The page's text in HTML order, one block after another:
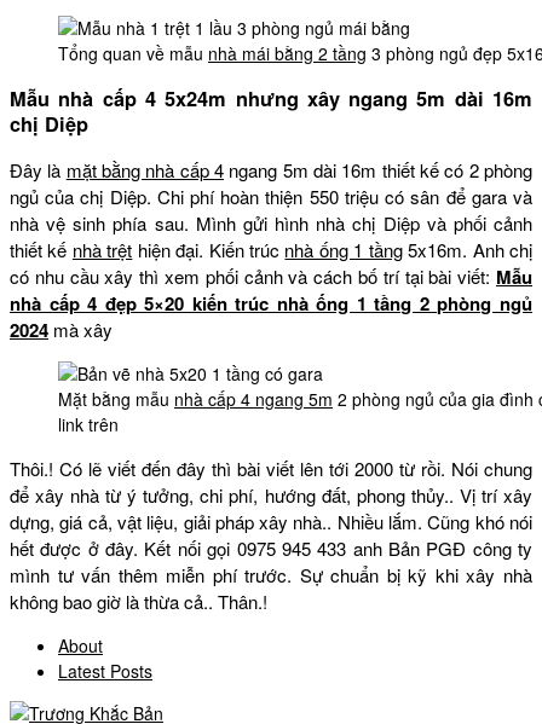
Tổng quan về mẫu nhà mái bằng 2 tầng 3 phòng ngủ đẹp
Mẫu nhà cấp 4 5x24m nhưng xây ngang 5m dài 16m
chị Diệp
Đây là mặt bằng nhà cấp 4 ngang 5m dài 16m thiết kế có 2 phòng
ngủ của chị Diệp. Chi phí hoàn thiện 550 triệu có sân để gara và
nhà vệ sinh phía sau. Mình gửi hình nhà chị Diệp và phối cảnh
thiết kế nhà trệt hiện đại. Kiến trúc nhà ống 1 tầng5x16m. Anh chị
có nhu cầu xây thì xem phối cảnh và cách bố trí tại bài viết: Mẫu
nhà cấp 4 đẹp 5×20 kiến trúc nhà ống 1 tầng 2 phòng ngủ
2024 mà xây
Mặt bằng mẫu nhà cấp 4 ngang 5m 2 phòng ngủ của gia đình
link trên
Thôi.! Có lẽ viết đến đây thì bài viết lên tới 2000 từ rồi. Nói chung
để xây nhà từ ý tưởng, chi phí, hướng đất, phong thủy.. Vị trí xây
dựng, giá cả, vật liệu, giải pháp xây nhà.. Nhiều lắm. Cũng khó nói
hết được ở đây. Kết nối gọi 0975 945 433 anh Bản PGĐ công ty
mình tư vấn thêm miễn phí trước. Sự chuẩn bị kỹ khi xây nhà
không bao giờ là thừa cả.. Thân.!
About
Latest Posts